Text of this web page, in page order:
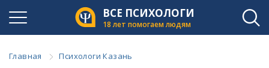
ВСЕ ПСИХОЛОГИ
18 лет помогаем людям
Главная Психологи Казань